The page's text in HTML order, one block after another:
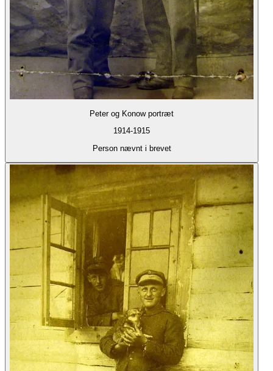
Peter og Konow portræt
1914-1915
Person nævnt i brevet